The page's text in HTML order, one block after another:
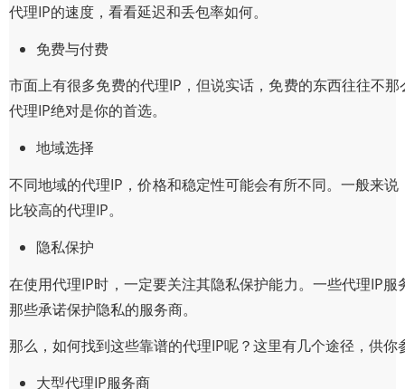
代理IP的速度，看看延迟和丢包率如何。
免费与付费
市面上有很多免费的代理IP，但说实话，免费的东西往往不
代理IP绝对是你的首选。
地域选择
不同地域的代理IP，价格和稳定性可能会有所不同。一般来
比较高的代理IP。
隐私保护
在使用代理IP时，一定要关注其隐私保护能力。一些代理IP
那些承诺保护隐私的服务商。
那么，如何找到这些靠谱的代理IP呢？这里有几个途径，供你
大型代理IP服务商